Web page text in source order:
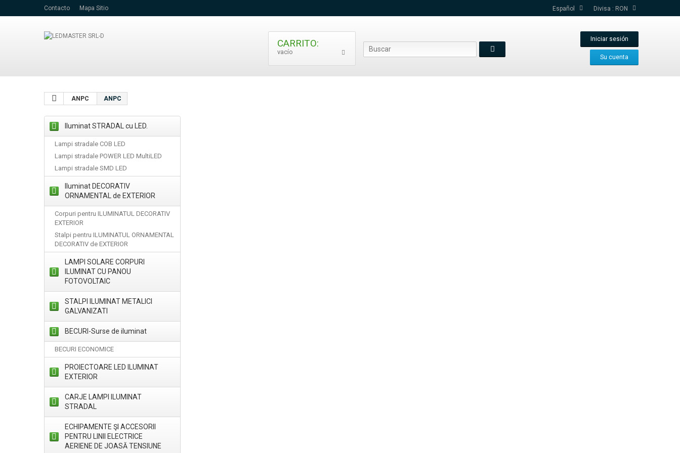
Divisa : RON
Español
Contacto Mapa Sitio
Iniciar sesión
Su cuenta
CARRITO:
vacío
ANPC ANPC
Iluminat STRADAL cu LED.
Lampi stradale COB LED
Lampi stradale POWER LED MultiLED
Lampi stradale SMD LED
Iluminat DECORATIV
ORNAMENTAL de EXTERIOR
Corpuri pentru ILUMINATUL DECORATIV
EXTERIOR
Stalpi pentru ILUMINATUL ORNAMENTAL
DECORATIV de EXTERIOR
LAMPI SOLARE CORPURI
ILUMINAT CU PANOU
FOTOVOLTAIC
STALPI ILUMINAT METALICI
GALVANIZATI
BECURI-Surse de iluminat
BECURI ECONOMICE
PROIECTOARE LED ILUMINAT
EXTERIOR
CARJE LAMPI ILUMINAT
STRADAL
ECHIPAMENTE ŞI ACCESORII
PENTRU LINII ELECTRICE
AERIENE DE JOASĂ TENSIUNE